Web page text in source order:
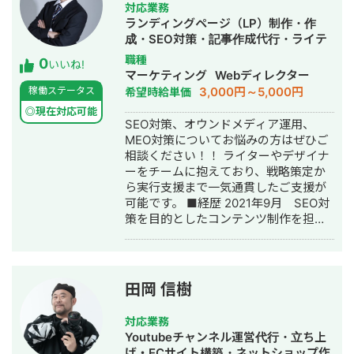
0いいね!
稼働ステータス
◎現在対応可能
対応業務
ランディングページ（LP）制作・作
成・SEO対策・記事作成代行・ライテ
ィング・ホームページ制作・作成・バ
ナー制作・デザイン・ロゴデザイン・
作成・イラスト制作・オウンドメディ
ア制作・構築・運用代行
職種
マーケティング Webディレクター
希望時給単価 3,000円～5,000円
SEO対策、オウンドメディア運用、
MEO対策についてお悩みの方はぜひご
相談ください！！ ライターやデザイナ
ーをチームに抱えており、戦略策定か
ら実行支援まで一気通貫したご支援が
可能です。 ■経歴 2021年9月 SEO対
策を目的としたコンテンツ制作を担当
部ロボット理工学科（当時）卒業
2023年4月〜 フリーランスとなり、
SEO対策のPMとして20社以上のSEO
対策をご支援 ■実績 ・大手SaaS系
オウンドメディア： 記事制作で、1年間
田岡 信樹
対応業務
Youtubeチャンネル運営代行・立ち上